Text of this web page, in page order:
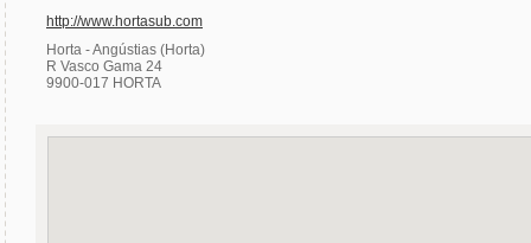
http://www.hortasub.com
Horta - Angústias (Horta)
R Vasco Gama 24
9900-017 HORTA